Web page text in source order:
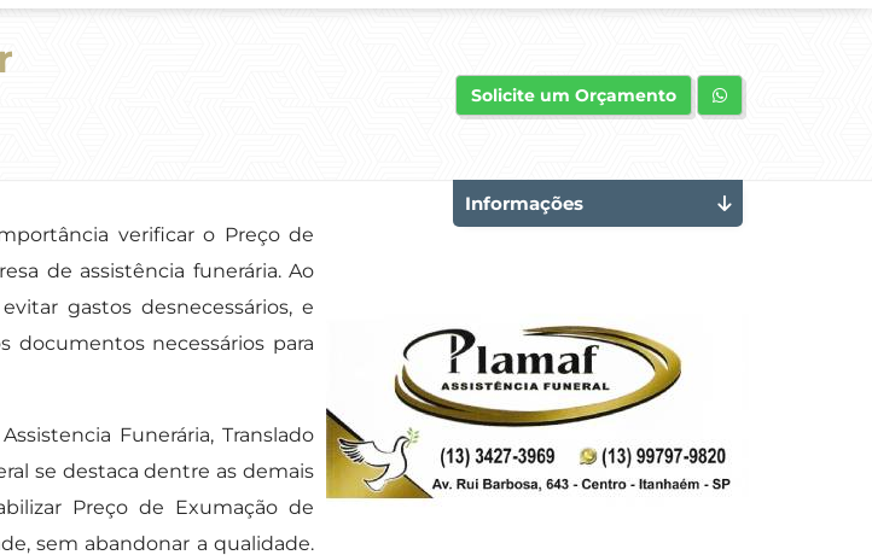
Solicite um Orçamento
verificar o Preço de
de assistência funerária. Ao
gastos desnecessários, e
documentos necessários para
Funerária, Translado
se destaca dentre as demais
Preço de Exumação de
sem abandonar a qualidade.
Informações